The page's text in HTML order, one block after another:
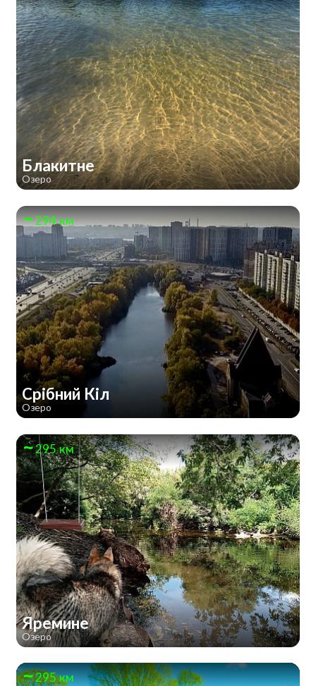
Блакитне
Озеро
294 км
Срібний Кіл
Озеро
295 км
Яремине
Озеро
295 км